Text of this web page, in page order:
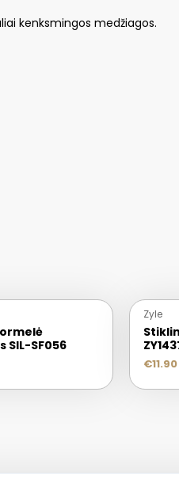
kenksmingos medžiagos.
SIL-SF056
Zyle
€11.90